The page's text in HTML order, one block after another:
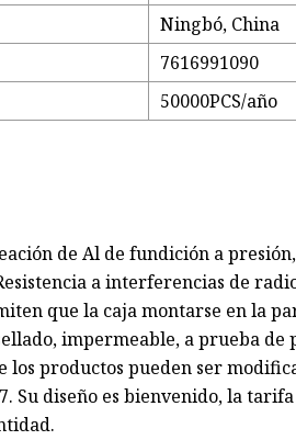
Ningbó, China
7616991090
50000PCS/año
de Al de fundición a
a interferencias de
que la caja montarse en la
impermeable, a prueba
los productos pueden ser
Su diseño es bienvenido, la